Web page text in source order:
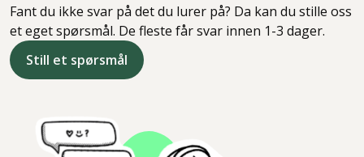
Fant du ikke svar på det du lurer på? Da kan du stille oss
et eget spørsmål. De fleste får svar innen 1-3 dager.
Still et spørsmål